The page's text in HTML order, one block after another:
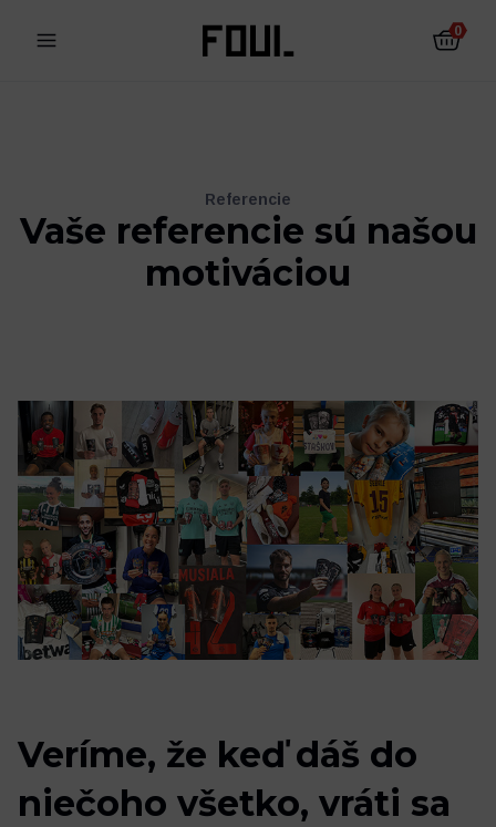
0
Futbalové chrániče Futbalové ponožky
Oblečenie
Referencie
Vaše referencie sú našou
motiváciou
Veríme, že keď dáš do niečoho všetko, vráti sa ti to. Preto
Veríme, že keď dáš do
niečoho všetko, vráti sa